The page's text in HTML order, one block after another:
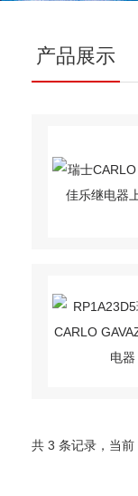
产品展示
共 3 条记录，当